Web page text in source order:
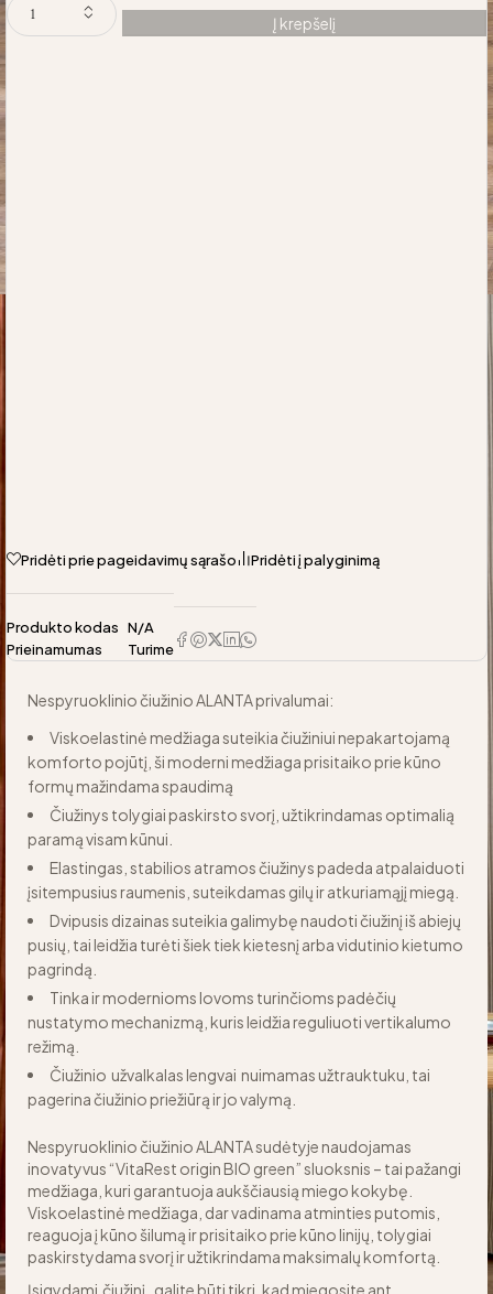
Į krepšelį
Pridėti prie pageidavimų sąrašo Pridėti į palyginimą
Produkto kodas N/A
Prieinamumas
Turime
Nespyruoklinio čiužinio ALANTA privalumai:
Viskoelastinė medžiaga suteikia čiužiniui nepakartojamą
komforto pojūtį, ši moderni medžiaga prisitaiko prie kūno
formų mažindama spaudimą
Čiužinys tolygiai paskirsto svorį, užtikrindamas optimalią
paramą visam kūnui.
Elastingas, stabilios atramos čiužinys padeda atpalaiduoti
įsitempusius raumenis, suteikdamas gilų ir atkuriamąjį miegą.
Dvipusis dizainas suteikia galimybę naudoti čiužinį iš abiejų
pusių, tai leidžia turėti šiek tiek kietesnį arba vidutinio kietumo
pagrindą.
Tinka ir modernioms lovoms turinčioms padėčių
nustatymo mechanizmą, kuris leidžia reguliuoti vertikalumo
režimą.
Čiužinio užvalkalas lengvai nuimamas užtrauktuku, tai
pagerina čiužinio priežiūrą ir jo valymą.
Nespyruoklinio čiužinio ALANTA sudėtyje naudojamas
inovatyvus “VitaRest origin BIO green” sluoksnis – tai pažangi
medžiaga, kuri garantuoja aukščiausią miego kokybę.
Viskoelastinė medžiaga, dar vadinama atminties putomis,
reaguoja į kūno šilumą ir prisitaiko prie kūno linijų, tolygiai
paskirstydama svorį ir užtikrindama maksimalų komfortą.
Įsigydami čiužinį, galite būti tikri, kad miegosite ant